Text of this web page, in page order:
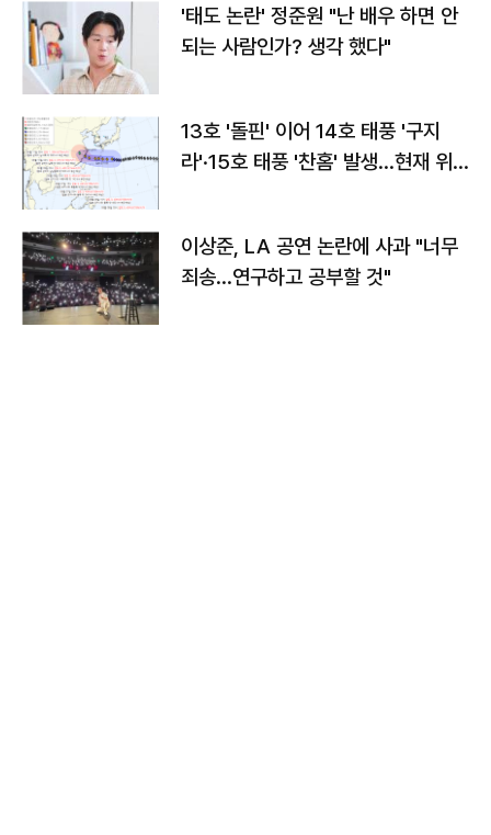
'태도 논란' 정준원 "난 배우 하면 안
되는 사람인가? 생각 했다"
13호 '돌핀' 이어 14호 태풍 '구지
라'·15호 태풍 '찬홈' 발생…현재 위
이상준, LA 공연 논란에 사과 "너무
죄송…연구하고 공부할 것"